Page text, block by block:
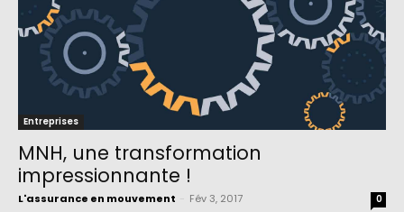
Entreprises
MNH, une transformation
impressionnante !
L'assurance en mouvement Fév 3, 2017 0